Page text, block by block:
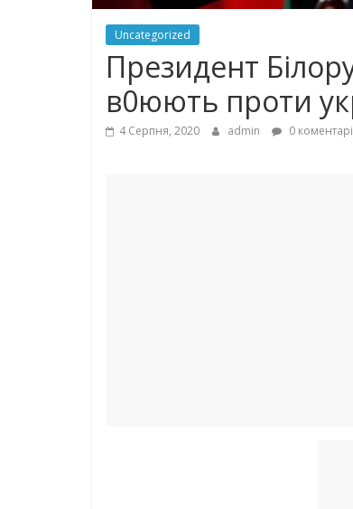
Uncategorized
Президент
в0юють проти
4 Серпня, 2020 admin 0